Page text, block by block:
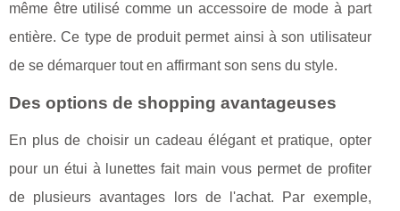
même être utilisé comme un accessoire de mode à part
entière. Ce type de produit permet ainsi à son utilisateur
de se démarquer tout en affirmant son sens du style.
Des options de shopping avantageuses
En plus de choisir un cadeau élégant et pratique, opter
pour un étui à lunettes fait main vous permet de profiter
de plusieurs avantages lors de l'achat. Par exemple,